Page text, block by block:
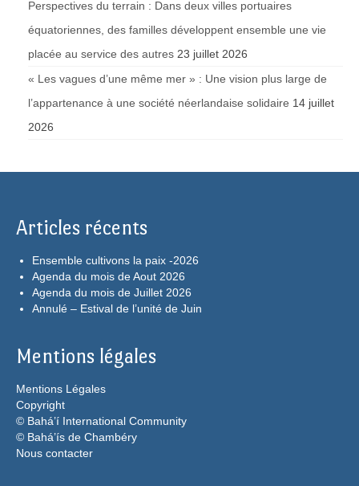
Perspectives du terrain : Dans deux villes portuaires
équatoriennes, des familles développent ensemble une vie
placée au service des autres 23 juillet 2026
« Les vagues d’une même mer » : Une vision plus large de
l’appartenance à une société néerlandaise solidaire 14 juillet
2026
Articles récents
Ensemble cultivons la paix -2026
Agenda du mois de Aout 2026
Agenda du mois de Juillet 2026
Annulé – Estival de l’unité de Juin
Mentions légales
Mentions Légales
Copyright
© Bahá’í International Community
© Bahá’ís de Chambéry
Nous contacter